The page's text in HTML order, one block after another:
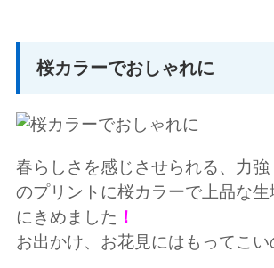
桜カラーでおしゃれに
春らしさを感じさせられる、力
のプリントに桜カラーで上品な
にきめました ！
お出かけ、お花見にはもってこ